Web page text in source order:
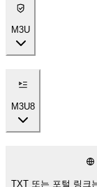
M3U
M3U8
TXT 또는 포털 링크